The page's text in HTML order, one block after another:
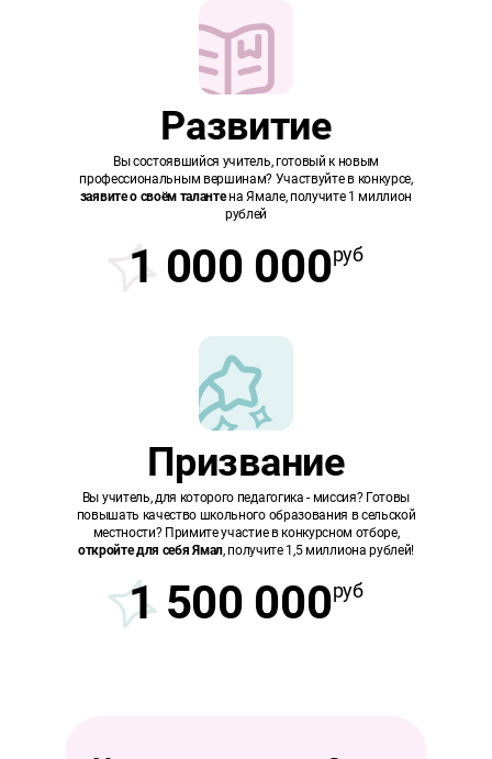
Развитие
Вы состоявшийся учитель, готовый к новым
профессиональным вершинам? Участвуйте в конкурсе,
заявите о своём талантена Ямале, получите 1 миллион
рублей
1 000 000руб
Призвание
Вы учитель, для которого педагогика - миссия? Готовы
повышать качество школьного образования в сельской
местности? Примите участие в конкурсном отборе,
откройте для себя Ямал, получите 1,5 миллиона рублей!
1 500 000руб